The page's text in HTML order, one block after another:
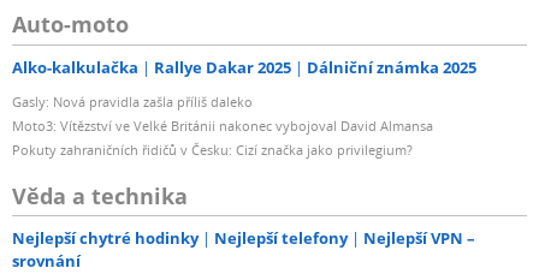
Auto-moto
Alko-kalkulačka Rallye Dakar 2025 Dálniční známka 2025
Gasly: Nová pravidla zašla příliš daleko
Moto3: Vítězství ve Velké Británii nakonec vybojoval David Almansa
Pokuty zahraničních řidičů v Česku: Cizí značka jako privilegium?
Věda a technika
Nejlepší chytré hodinky Nejlepší telefony
Nejlepší VPN –
srovnání